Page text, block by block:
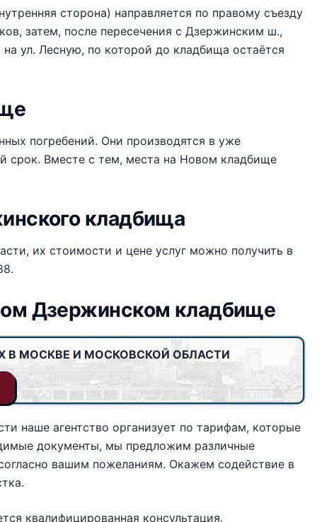
сторона) направляется по правому съезду
затем, после пересечения с Дзержинским ш.,
на ул. Лесную, по которой до кладбища остаётся
погребений. Они производятся в уже
срок. Вместе с тем, места на Новом кладбище
кладбища
их стоимости и цене услуг можно получить в
Дзержинском кладбище
МОСКВЕ И МОСКОВСКОЙ ОБЛАСТИ
наше агентство организует по тарифам, которые
документы, мы предложим различные
вашим пожеланиям. Окажем содействие в
квалифицированная консультация.